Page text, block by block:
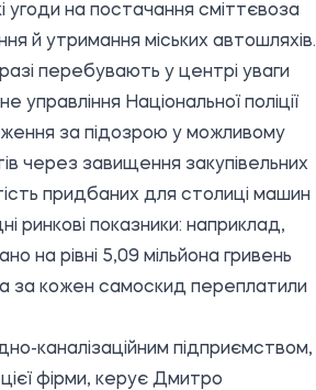
угоди на постачання сміттєвоза
й утримання міських автошляхів.
перебувають у центрі уваги
управління Національної поліції
за підозрою у можливому
через завищення закупівельних
придбаних для столиці машин
показники: наприклад,
на рівні 5,09 мільйона гривень
а за кожен самоскид переплатили
каналізаційним підприємством,
фірми, керує Дмитро